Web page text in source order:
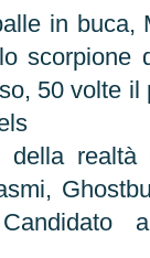
in buca,
scorpione
50 volte
realtà
a